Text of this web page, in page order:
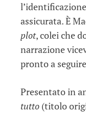
assicurata. È
plot, colei che
narrazione
pronto a
Presentato in
tutto (titolo